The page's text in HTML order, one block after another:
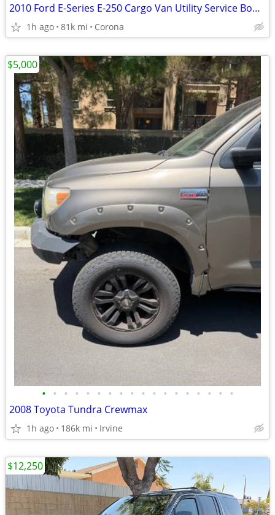
2010 Ford E-Series E-250 Cargo Van Utility Service Body Ladder Rack
1h ago 81k mi Corona
• • • • • • • • • • • • • • • • • •
2008 Toyota Tundra Crewmax
1h ago 186k mi Irvine
$5,000
$12,250